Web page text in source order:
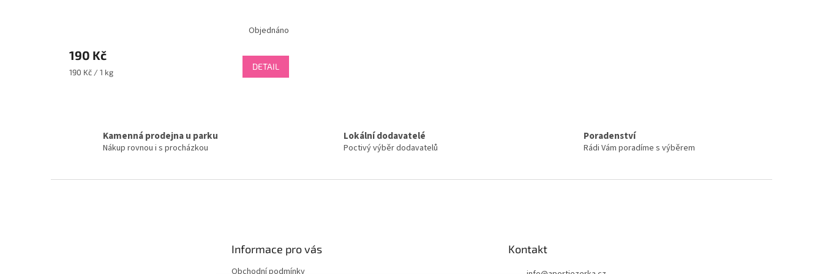
Objednáno
190 Kč
Měrná
190 Kč / 1 kg
DETAIL
á
d
í
Kamenná prodejna u parku
Nákup rovnou i s procházkou
Lokální dodavatelé
Poctivý výběr dodavatelů
Poradenství
Rádi Vám poradíme s výběrem
Informace pro vás Kontakt